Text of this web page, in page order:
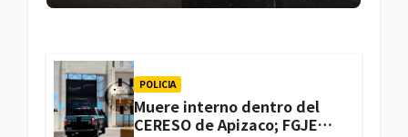
POLICIA
Muere interno dentro del
CERESO de Apizaco; FGJE